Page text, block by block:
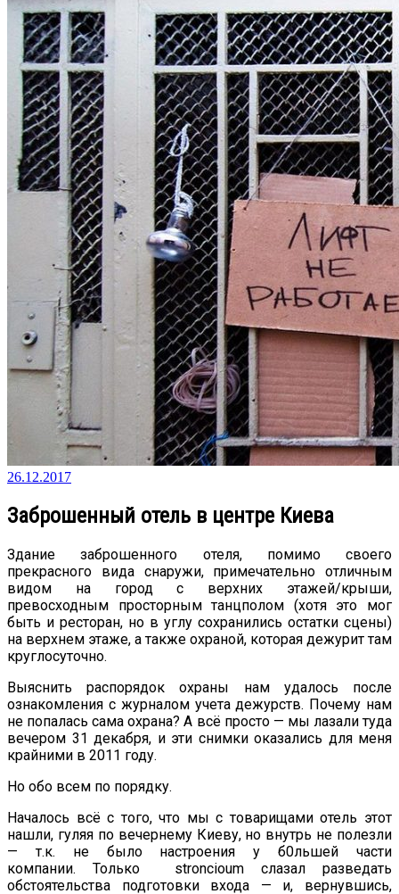
26.12.2017
Заброшенный отель в центре Киева
Здание заброшенного отеля, помимо своего
прекрасного вида снаружи, примечательно отличным
видом на город с верхних этажей/крыши,
превосходным просторным танцполом (хотя это мог
быть и ресторан, но в углу сохранились остатки сцены)
на верхнем этаже, а также охраной, которая дежурит там
круглосуточно.
Выяснить распорядок охраны нам удалось после
ознакомления с журналом учета дежурств. Почему нам
не попалась сама охрана? А всё просто — мы лазали туда
вечером 31 декабря, и эти снимки оказались для меня
крайними в 2011 году.
Но обо всем по порядку.
Началось всё с того, что мы с товарищами отель этот
нашли, гуляя по вечернему Киеву, но внутрь не полезли
— т.к. не было настроения у б0льшей части
компании. Только stroncioum слазал разведать
обстоятельства подготовки входа — и, вернувшись,